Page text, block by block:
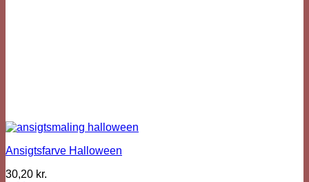
Ansigtsfarve Halloween
30,20 kr.